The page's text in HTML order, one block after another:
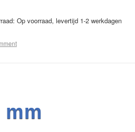
Op voorraad, levertijd 1-2 werkdagen